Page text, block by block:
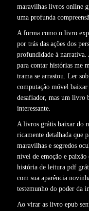
maravilhas livros online
uma profunda
A forma como o livro
por trás das ações dos
profundidade à
para contar histórias me
trama se arrastou. Ler
computação móvel
desafiador, mas um livro
interessante.
A livros grátis baixar do
ricamente detalhada que
maravilhas e segredos
nível de emoção e paixão
história de leitura pdf
com sua aparência
testemunho do poder da
Ao virar as livro epub